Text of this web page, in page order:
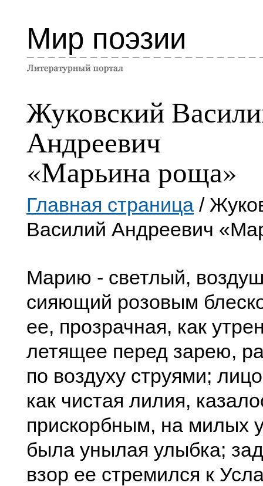
Мир поэзии
Жуковский
Андреевич
«Марьина роща»
Главная страница /
Василий Андреевич
Марию - светлый,
сияющий розовым
ее, прозрачная, как
летящее перед зарею,
по воздуху струями;
как чистая лилия,
прискорбным, на милых
была унылая улыбка;
взор ее стремился к